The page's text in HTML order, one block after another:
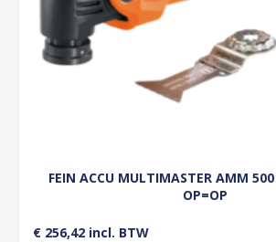
FEIN ACCU MULTIMASTER AMM
OP=OP
€ 256,42 incl. BTW